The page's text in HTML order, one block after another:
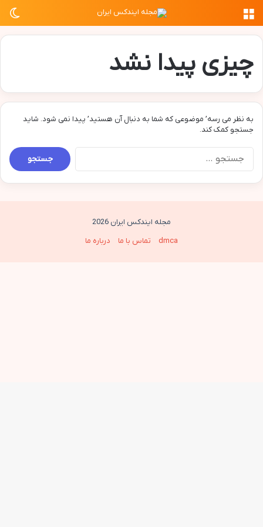
چیزی پیدا نشد
به نظر می رسه’ موضوعی که شما به دنبال آن هستید’ پیدا نمی شود. شاید
جستجو کمک کند.
جستجو
برای:
مجله ایندکس ایران 2026
dmca
تماس با ما درباره ما